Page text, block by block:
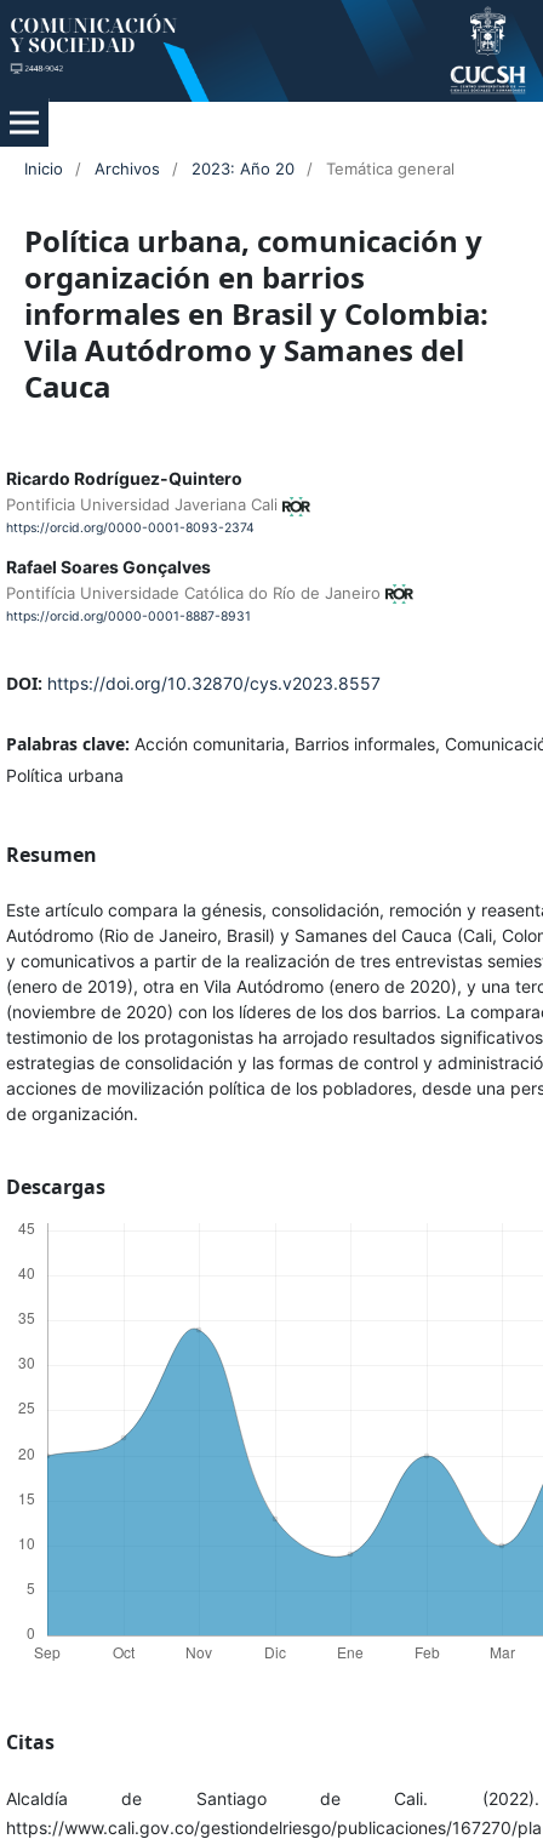
Inicio / Archivos / 2023: Año 20 / Temática general
Política urbana, comunicación y
organización en barrios
informales en Brasil y Colombia:
Vila Autódromo y Samanes del
Cauca
Ricardo Rodríguez-Quintero
Pontificia Universidad Javeriana Cali
https://orcid.org/0000-0001-8093-2374
Rafael Soares Gonçalves
Pontifícia Universidade Católica do Río de Janeiro
https://orcid.org/0000-0001-8887-8931
DOI: https://doi.org/10.32870/cys.v2023.8557
Palabras clave: Acción comunitaria, Barrios informales,
Política urbana
Resumen
Este artículo compara la génesis, consolidación, remoción y
Autódromo (Rio de Janeiro, Brasil) y Samanes del Cauca (Cali,
y comunicativos a partir de la realización de tres entrevistas
(enero de 2019), otra en Vila Autódromo (enero de 2020), y una
(noviembre de 2020) con los líderes de los dos barrios. La
testimonio de los protagonistas ha arrojado resultados
estrategias de consolidación y las formas de control y
acciones de movilización política de los pobladores, desde una
de organización.
Descargas
Citas
Alcaldía de Santiago de Cali.
https://www.cali.gov.co/gestiondelriesgo/publicaciones/167270/